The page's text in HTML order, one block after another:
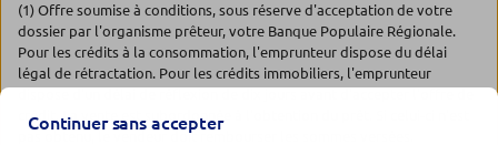
(1) Offre soumise à conditions, sous réserve d'acceptation de votre
dossier par l'organisme prêteur, votre Banque Populaire Régionale.
Pour les crédits à la consommation, l'emprunteur dispose du délai
légal de rétractation. Pour les crédits immobiliers, l'emprunteur
crédit. La vente est subordonnée à l'obtention du prêt. Si celui-ci n'est
pas obtenu, le vendeur doit rembourser les sommes versées.
Continuer sans accepter